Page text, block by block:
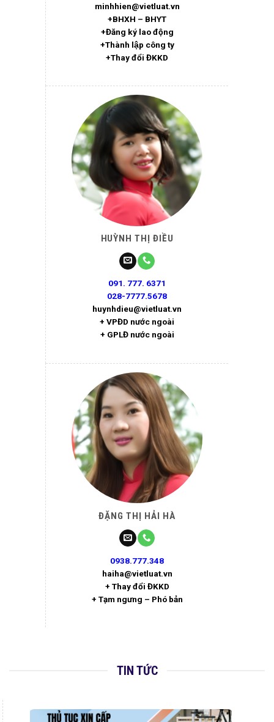
minhhien@vietluat.vn
+BHXH – BHYT
+Đăng ký lao động
+Thành lập công ty
+Thay đổi ĐKKD
HUỲNH THỊ ĐIỀU
091. 777. 6371
028-7777.5678
huynhdieu@vietluat.vn
+ VPĐD nước ngoài
+ GPLĐ nước ngoài
ĐẶNG THỊ HẢI HÀ
0938.777.348
haiha@vietluat.vn
+ Thay đổi ĐKKD
+ Tạm ngưng – Phó bản
TIN TỨC